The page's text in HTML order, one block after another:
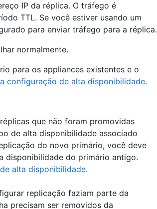
IP da réplica. O tráfego é
TTL. Se você estiver usando um
para enviar tráfego para a réplica.
normalmente.
para os appliances existentes e o
configuração de alta disponibilidade.
que não foram promovidas
de alta disponibilidade associado
do novo primário, você deve
disponibilidade do primário antigo.
alta disponibilidade.
replicação faziam parte da
precisam ser removidos da